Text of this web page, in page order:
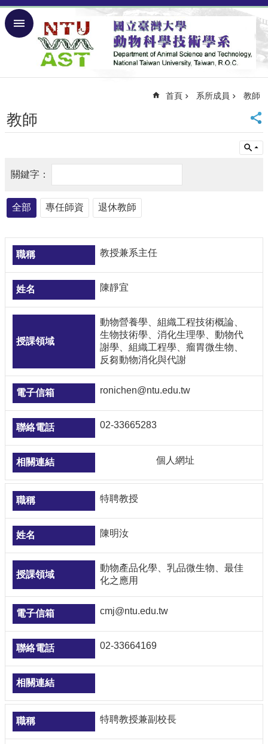
跳到主要內容區塊
頁
網
導
覽
關
於
本
系
最
消
系
所
成
員
學
術
成
果
課
程
資
訊
網
路
資
源
檔
案
下
載
首頁 系所成員 教師
教師
全部 專任師資 退休教師
教授兼系主任
陳靜宜
動物營養學、組織工程技術概論、
生物技術學、消化生理學、動物代
謝學、組織工程學、瘤胃微生物、
反芻動物消化與代謝
ronichen@ntu.edu.tw
02-33665283
個人網址
特聘教授
陳明汝
動物產品化學、乳品微生物、最佳
化之應用
cmj@ntu.edu.tw
02-33664169
特聘教授兼副校長